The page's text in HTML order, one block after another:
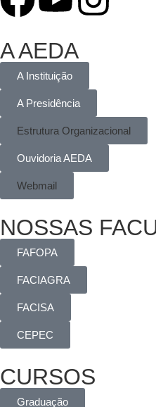
A AEDA
A Instituição
A Presidência
Estrutura Organizacional
Ouvidoria AEDA
Webmail
NOSSAS
FAFOPA
FACIAGRA
FACISA
CEPEC
CURSOS
Graduação